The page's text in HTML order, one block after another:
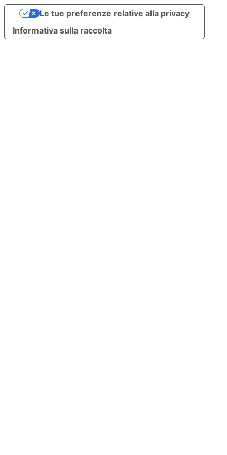
Informativa sulla raccolta
Le tue preferenze relative alla privacy